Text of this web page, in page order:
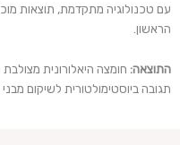
עם טכנולוגיה מתקדמת, תוצאות
הראשון.
התוצאה: חומצה היאלורונית
תגובה ביוסטימולטורית לשיקום מבני